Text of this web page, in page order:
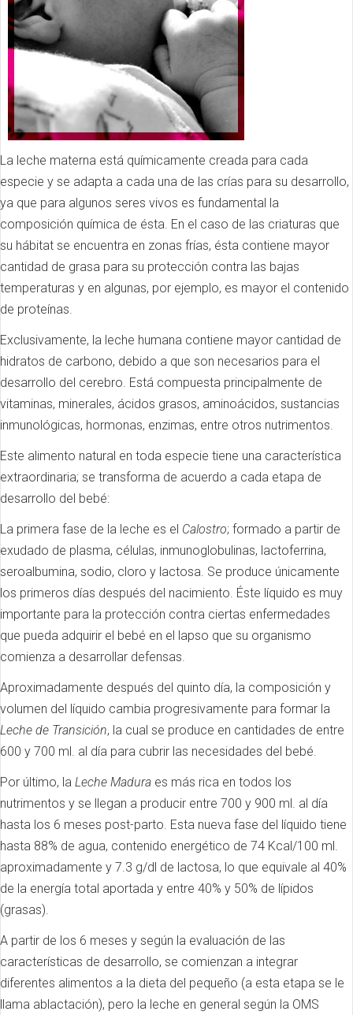
La leche materna está químicamente creada para cada
especie y se adapta a cada una de las crías para su desarrollo,
ya que para algunos seres vivos es fundamental la
composición química de ésta. En el caso de las criaturas que
su hábitat se encuentra en zonas frías, ésta contiene mayor
cantidad de grasa para su protección contra las bajas
temperaturas y en algunas, por ejemplo, es mayor el contenido
de proteínas.
Exclusivamente, la leche humana contiene mayor cantidad de
hidratos de carbono, debido a que son necesarios para el
desarrollo del cerebro. Está compuesta principalmente de
vitaminas, minerales, ácidos grasos, aminoácidos, sustancias
inmunológicas, hormonas, enzimas, entre otros nutrimentos.
Este alimento natural en toda especie tiene una característica
extraordinaria; se transforma de acuerdo a cada etapa de
desarrollo del bebé:
La primera fase de la leche es el Calostro; formado a partir de
exudado de plasma, células, inmunoglobulinas, lactoferrina,
seroalbumina, sodio, cloro y lactosa. Se produce únicamente
los primeros días después del nacimiento. Éste líquido es muy
importante para la protección contra ciertas enfermedades
que pueda adquirir el bebé en el lapso que su organismo
comienza a desarrollar defensas.
Aproximadamente después del quinto día, la composición y
volumen del líquido cambia progresivamente para formar la
Leche de Transición, la cual se produce en cantidades de entre
600 y 700 ml. al día para cubrir las necesidades del bebé.
Por último, la Leche Madura es más rica en todos los
nutrimentos y se llegan a producir entre 700 y 900 ml. al día
hasta los 6 meses post-parto. Esta nueva fase del líquido tiene
hasta 88% de agua, contenido energético de 74 Kcal/100 ml.
aproximadamente y 7.3 g/dl de lactosa, lo que equivale al 40%
de la energía total aportada y entre 40% y 50% de lípidos
(grasas).
A partir de los 6 meses y según la evaluación de las
características de desarrollo, se comienzan a integrar
diferentes alimentos a la dieta del pequeño (a esta etapa se le
llama ablactación), pero la leche en general según la OMS